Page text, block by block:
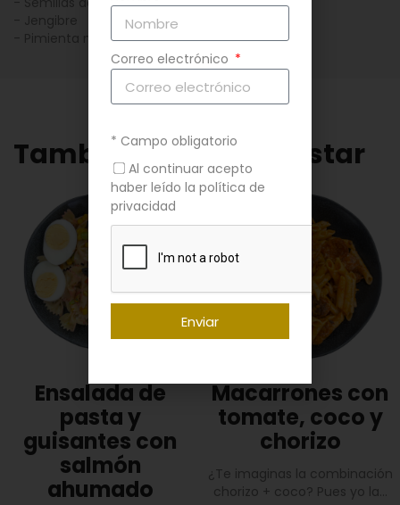
- Pimienta negra
- Sal
También te puede gustar
Ensalada de
pasta y
guisantes con
salmón
ahumado
Macarrones con
tomate, coco y
chorizo
¿Te imaginas la combinación
chorizo + coco? Pues yo la...
Correo electrónico
* Campo obligatorio
Al continuar acepto
haber leído la política de
privacidad
Enviar